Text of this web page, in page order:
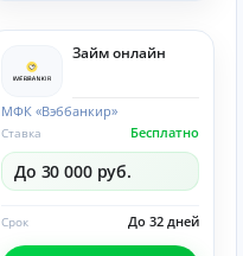
Займ онлайн
МФК «Вэббанкир»
Бесплатно
Ставка
До 30 000 руб.
До 32 дней
Срок